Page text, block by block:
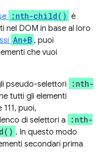
:nth-child() è
nel DOM in base al loro
An+B , puoi
che vuoi
pseudo-selettori
:nth-
tutti gli elementi
puoi,
di selettori a
:nth-
. In questo modo
secondari prima